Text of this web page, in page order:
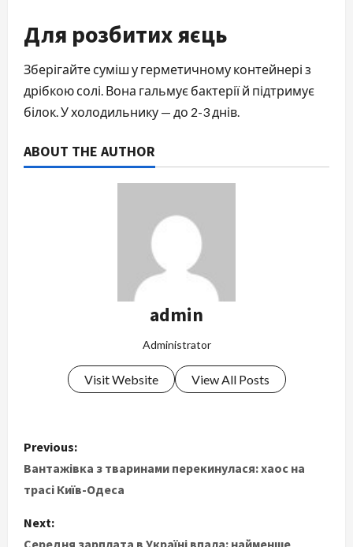
Для розбитих яєць
Зберігайте суміш у герметичному контейнері з
дрібкою солі. Вона гальмує бактерії й підтримує
білок. У холодильнику — до 2-3 днів.
ABOUT THE AUTHOR
admin
Administrator
Visit Website View All Posts
P
o
s
t
Previous:
Вантажівка з тваринами перекинулася: хаос на
трасі Київ-Одеса
Next: